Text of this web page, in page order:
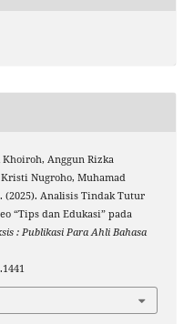
Anggun Rizka
Nugroho, Muhamad
(2025). Analisis Tindak Tutur
“Tips dan Edukasi” pada
: Publikasi Para Ahli Bahasa